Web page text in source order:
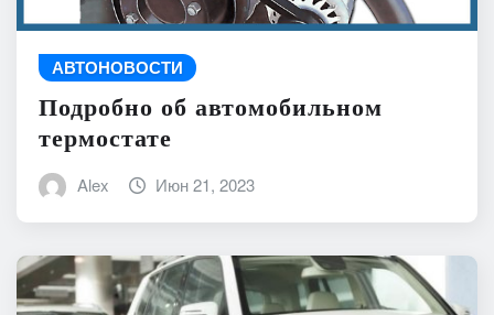
АВТОНОВОСТИ
Подробно об автомобильном
термостате
Alex Июн 21, 2023